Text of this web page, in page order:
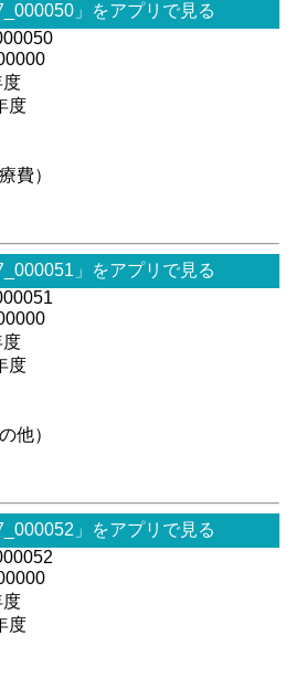
」をアプリで見る
度
費）
」をアプリで見る
度
他）
」をアプリで見る
度